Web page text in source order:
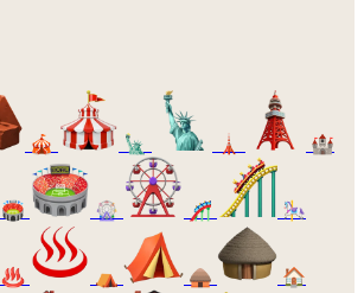
🎪 🗽 🗼 🏰
🏟️ 🎡 🎢 🎠
♨️ ⛺ 🛖 🏠